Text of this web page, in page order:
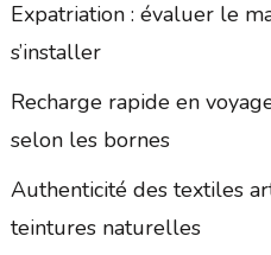
Expatriation : évaluer le
s’installer
Recharge rapide en
selon les bornes
Authenticité des textiles
teintures naturelles